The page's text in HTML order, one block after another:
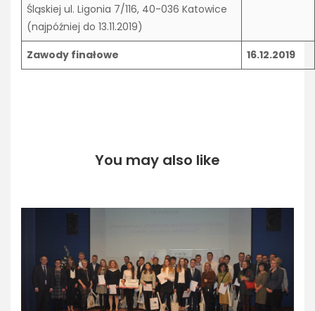
Śląskiej ul. Ligonia 7/116, 40-036 Katowice
(najpóźniej do 13.11.2019)
Zawody finałowe 16.12.2019
You may also like